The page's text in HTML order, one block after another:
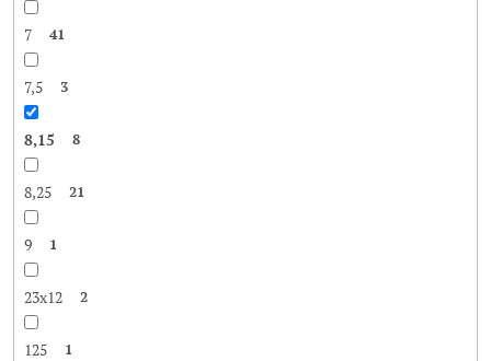
7 41
7,5 3
8,15 8
8,25 21
9 1
23x12 2
125 1